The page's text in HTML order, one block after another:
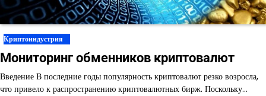
Криптоиндустрия
Мониторинг обменников криптовалют
Введение В последние годы популярность криптовалют резко возросла,
что привело к распространению криптовалютных бирж. Поскольку…